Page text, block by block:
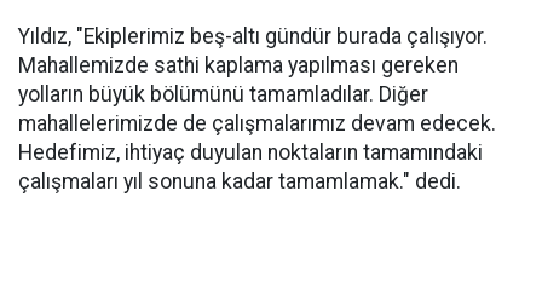
Yıldız, "Ekiplerimiz beş-altı gündür burada çalışıyor.
Mahallemizde sathi kaplama yapılması gereken
yolların büyük bölümünü tamamladılar. Diğer
mahallelerimizde de çalışmalarımız devam edecek.
Hedefimiz, ihtiyaç duyulan noktaların tamamındaki
çalışmaları yıl sonuna kadar tamamlamak." dedi.